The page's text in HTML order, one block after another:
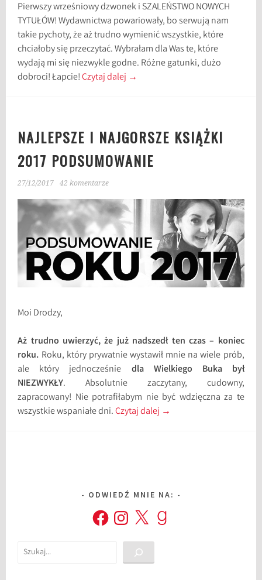
Pierwszy wrześniowy dzwonek i SZALEŃSTWO NOWYCH
TYTUŁÓW! Wydawnictwa powariowały, bo serwują nam
takie pychoty, że aż trudno wymienić wszystkie, które
chciałoby się przeczytać. Wybrałam dla Was te, które
wydają mi się niezwykle godne. Różne gatunki, dużo
dobroci! Łapcie!Czytaj dalej →
NAJLEPSZE I NAJGORSZE KSIĄŻKI
2017 PODSUMOWANIE
27/12/2017 42 komentarze
Moi Drodzy,
Aż trudno uwierzyć, że już nadszedł ten czas – koniec
roku. Roku, który prywatnie wystawił mnie na wiele prób,
ale który jednocześnie dla Wielkiego Buka był
NIEZWYKŁY. Absolutnie zaczytany, cudowny,
zapracowany! Nie potrafiłabym nie być wdzięczna za te
wszystkie wspaniałe dni.Czytaj dalej →
ODWIEDŹ MNIE NA:
FacebookInstagram
X Goodreads
Szukaj